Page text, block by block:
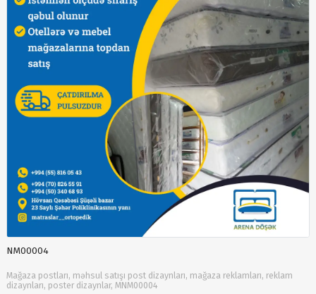
NM00004
Mağaza postları, məhsul satışı post dizaynları, mağaza reklamları, reklam
dizaynları, poster dizaynlar, MNM00004